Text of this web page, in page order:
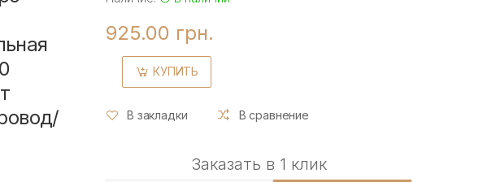
925.00 грн.
КУПИТЬ
В закладки В сравнение
Заказать в 1 клик